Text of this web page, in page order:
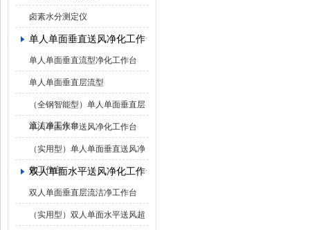
卤素水分测定仪
单人单面垂直送风净化工作台
单人单面垂直流型净化工作台
单人单面垂直层流型
（全钢智能型）单人单面垂直层
流洁净工作台
单人单面水平送风净化工作台
（实用型）单人单面垂直送风净
化工作台
双人单面水平送风净化工作台
双人单面垂直层流洁净工作台
（实用型）双人单面水平送风超